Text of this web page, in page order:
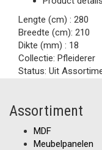
Lengte (cm) : 280
Breedte (cm): 210
Dikte (mm) : 18
Collectie: Pfleiderer
Status: Uit
Assortiment
MDF
Meubelpanelen